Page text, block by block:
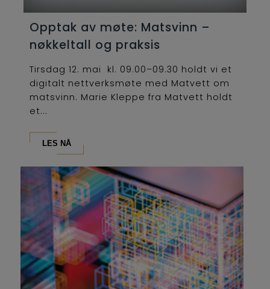
Opptak av møte: Matsvinn –
nøkkeltall og praksis
Tirsdag 12. mai kl. 09.00–09.30 holdt vi et
digitalt nettverksmøte med Matvett om
matsvinn. Marie Kleppe fra Matvett holdt
et...
LES NÅ